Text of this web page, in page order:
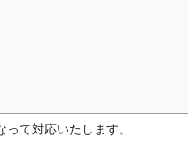
て対応いたします。